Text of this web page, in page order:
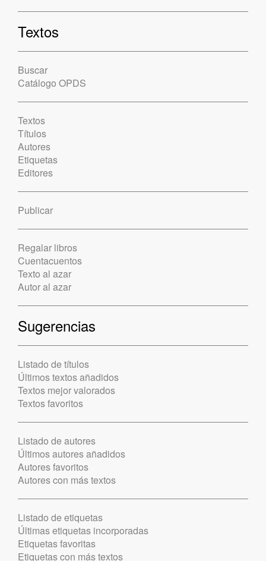
Textos
Buscar
Catálogo OPDS
Textos
Títulos
Autores
Etiquetas
Editores
Publicar
Regalar libros
Cuentacuentos
Texto al azar
Autor al azar
Sugerencias
Listado de títulos
Últimos textos añadidos
Textos mejor valorados
Textos favoritos
Listado de autores
Últimos autores añadidos
Autores favoritos
Autores con más textos
Listado de etiquetas
Últimas etiquetas incorporadas
Etiquetas favoritas
Etiquetas con más textos